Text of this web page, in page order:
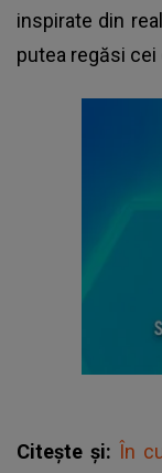
inspirate din
putea regăsi
Citește și: În